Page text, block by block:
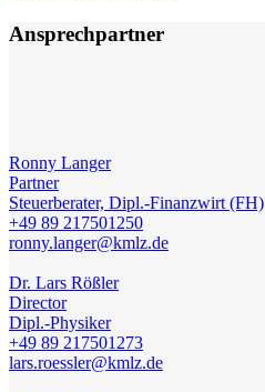
Ansprechpartner
Ronny Langer
Partner
Steuerberater, Dipl.-Finanzwirt (FH)
+49 89 217501250
ronny.langer@kmlz.de
Dr. Lars Rößler
Director
Dipl.-Physiker
+49 89 217501273
lars.roessler@kmlz.de